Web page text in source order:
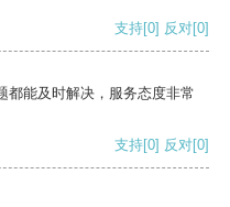
支持[0] 反对[0]
都能及时解决，服务态度非常
支持[0] 反对[0]